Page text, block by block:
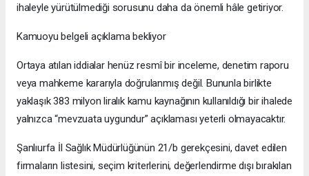
ihaleyle yürütülmediği sorusunu daha da önemli hâle getiriyor.
Kamuoyu belgeli açıklama bekliyor
Ortaya atılan iddialar henüz resmî bir inceleme, denetim raporu
veya mahkeme kararıyla doğrulanmış değil. Bununla birlikte
yaklaşık 383 milyon liralık kamu kaynağının kullanıldığı bir ihalede
yalnızca “mevzuata uygundur” açıklaması yeterli olmayacaktır.
Şanlıurfa İl Sağlık Müdürlüğünün 21/b gerekçesini, davet edilen
firmaların listesini, seçim kriterlerini, değerlendirme dışı bırakılan